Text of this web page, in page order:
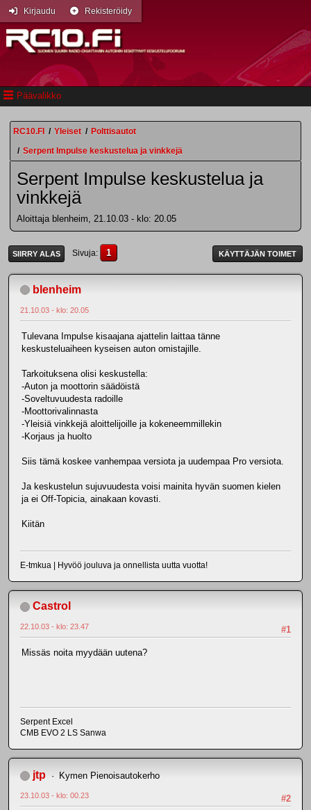
Päävalikko
Kirjaudu Rekisteröidy
RC10.FI / Yleiset / Polttisautot
/ Serpent Impulse keskustelua ja vinkkejä
Serpent Impulse keskustelua ja
vinkkejä
Aloittaja blenheim, 21.10.03 - klo: 20.05
SIIRRY ALAS Sivuja 1 KÄYTTÄJÄN TOIMET
blenheim
21.10.03 - klo: 20.05
Tulevana Impulse kisaajana ajattelin laittaa tänne
keskusteluaiheen kyseisen auton omistajille.
Tarkoituksena olisi keskustella:
-Auton ja moottorin säädöistä
-Soveltuvuudesta radoille
-Moottorivalinnasta
-Yleisiä vinkkejä aloittelijoille ja kokeneemmillekin
-Korjaus ja huolto
Siis tämä koskee vanhempaa versiota ja uudempaa Pro versiota.
Ja keskustelun sujuvuudesta voisi mainita hyvän suomen kielen
ja ei Off-Topicia, ainakaan kovasti.
Kiitän
E-tmkua | Hyvöö jouluva ja onnellista uutta vuotta!
Castrol
#1
22.10.03 - klo: 23.47
Missäs noita myydään uutena?
Serpent Excel
CMB EVO 2 LS Sanwa
jtp Kymen Pienoisautokerho
#2
23.10.03 - klo: 00.23